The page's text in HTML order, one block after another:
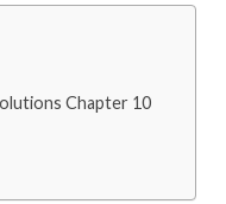
Chapter 10